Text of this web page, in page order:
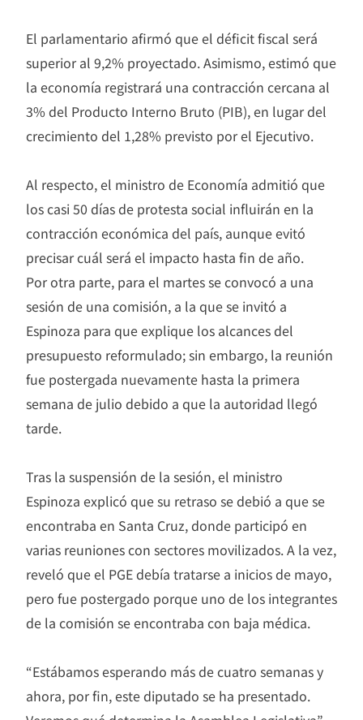
El parlamentario afirmó que el déficit fiscal será
superior al 9,2% proyectado. Asimismo, estimó que
la economía registrará una contracción cercana al
3% del Producto Interno Bruto (PIB), en lugar del
crecimiento del 1,28% previsto por el Ejecutivo.
Al respecto, el ministro de Economía admitió que
los casi 50 días de protesta social influirán en la
contracción económica del país, aunque evitó
precisar cuál será el impacto hasta fin de año.
Por otra parte, para el martes se convocó a una
sesión de una comisión, a la que se invitó a
Espinoza para que explique los alcances del
presupuesto reformulado; sin embargo, la reunión
fue postergada nuevamente hasta la primera
semana de julio debido a que la autoridad llegó
tarde.
Tras la suspensión de la sesión, el ministro
Espinoza explicó que su retraso se debió a que se
encontraba en Santa Cruz, donde participó en
varias reuniones con sectores movilizados. A la vez,
reveló que el PGE debía tratarse a inicios de mayo,
pero fue postergado porque uno de los integrantes
de la comisión se encontraba con baja médica.
“Estábamos esperando más de cuatro semanas y
ahora, por fin, este diputado se ha presentado.